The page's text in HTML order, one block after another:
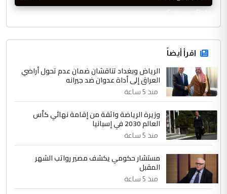
CurrencyRate
اقرأ أيضاً
الرياض وبغداد تناقشان ضمان عدم تحول أراضي
العراق إلى أداة عدوان ضد جيرانه
منذ 5 ساعة
وزيرة الرياضة واثقة من إقامة نهائي كأس
العالم 2030 في إسبانيا
منذ 5 ساعة
مستشار حكومي يكشف مصير رواتب الشهر
المقبل
منذ 5 ساعة